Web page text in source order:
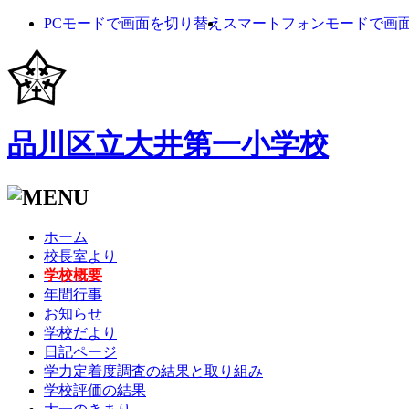
PCモードで画面を切り替え スマートフォンモードで画
品川区立大井第一小学校
ホーム
校長室より
学校概要
年間行事
お知らせ
学校だより
日記ページ
学力定着度調査の結果と取り組み
学校評価の結果